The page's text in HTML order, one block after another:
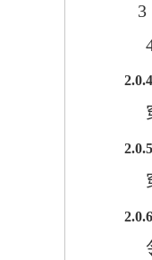
3
2.0.4
2.0.5
2.0.6